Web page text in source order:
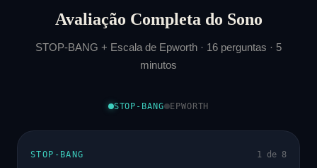
Avaliação Completa do Sono
STOP-BANG + Escala de Epworth · 16 perguntas · 5
minutos
STOP-BANG EPWORTH
STOP-BANG 1 de 8